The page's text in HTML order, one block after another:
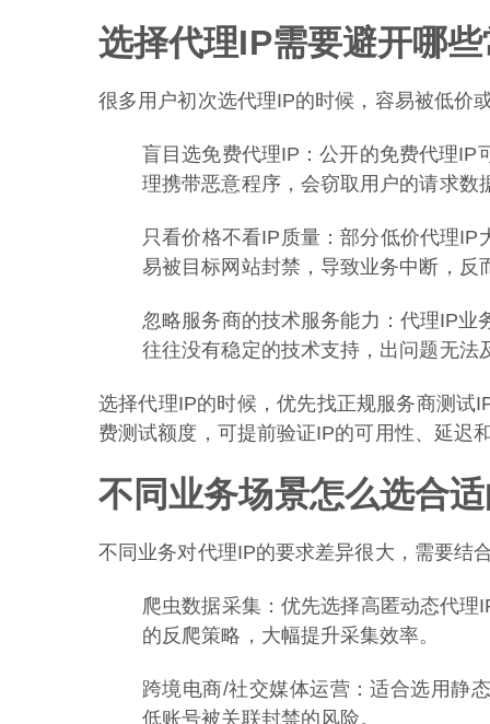
选择代理IP需要避开哪
很多用户初次选代理IP的时候，容易被低价
盲目选免费代理IP：公开的免费代理IP
理携带恶意程序，会窃取用户的请求
只看价格不看IP质量：部分低价代理
易被目标网站封禁，导致业务中断，反
忽略服务商的技术服务能力：代理IP
往往没有稳定的技术支持，出问题无法
选择代理IP的时候，优先找正规服务商测试
费测试额度，可提前验证IP的可用性、延迟
不同业务场景怎么选合
不同业务对代理IP的要求差异很大，需要结
爬虫数据采集：优先选择高匿动态代
的反爬策略，大幅提升采集效率。
跨境电商/社交媒体运营：适合选用静
低账号被关联封禁的风险。